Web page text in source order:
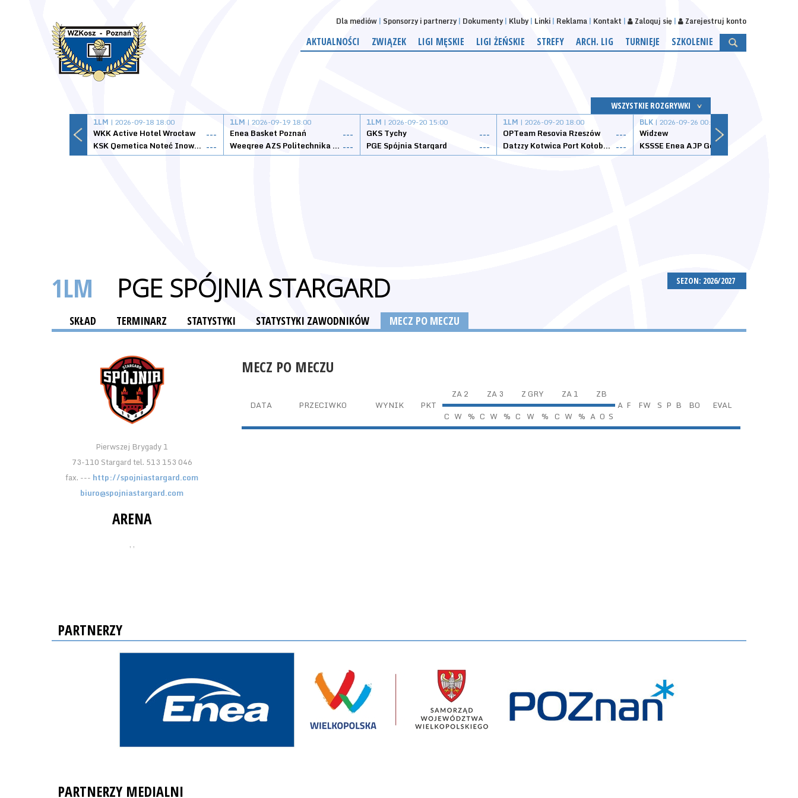
Dla mediów Sponsorzy i partnerzy Dokumenty Kluby Linki Reklama Kontakt Zaloguj się Zarejestruj konto
AKTUALNOŚCI ZWIĄZEK LIGI MĘSKIE LIGI ŻEŃSKIE STREFY ARCH. LIG TURNIEJE SZKOLENIE
WSZYSTKIE ROZGRYWKI
1LM | 2026-09-18 18:00
WKK Active Hotel Wrocław
---
KSK Qemetica Noteć Inowrocław ---
1LM | 2026-09-19 18:00
Enea Basket Poznań
---
Weegree AZS Politechnika Opolska ---
1LM | 2026-09-20 15:00
GKS Tychy
---
PGE Spójnia Stargard
---
1LM | 2026-09-20 18:00
OPTeam Resovia Rzeszów
---
Datzzy Kotwica Port Kołobrzeg ---
BLK | 2026-09-26 00:00
Widzew
SEZON: 2026/2027
1LM PGE SPÓJNIA STARGARD
SKŁAD TERMINARZ STATYSTYKI STATYSTYKI ZAWODNIKÓW MECZ PO MECZU
Pierwszej Brygady 1
73-110 Stargard tel. 513 153 046
fax. --- http://spojniastargard.com
biuro@spojniastargard.com
ARENA
, ,
MECZ PO MECZU
DATA PRZECIWKO WYNIK PKT
ZA 2 ZA 3 Z GRY ZA 1
ZB
A F FW S P B BO
EVAL
C W % C W % C W % C W % A O S
PARTNERZY
PARTNERZY MEDIALNI